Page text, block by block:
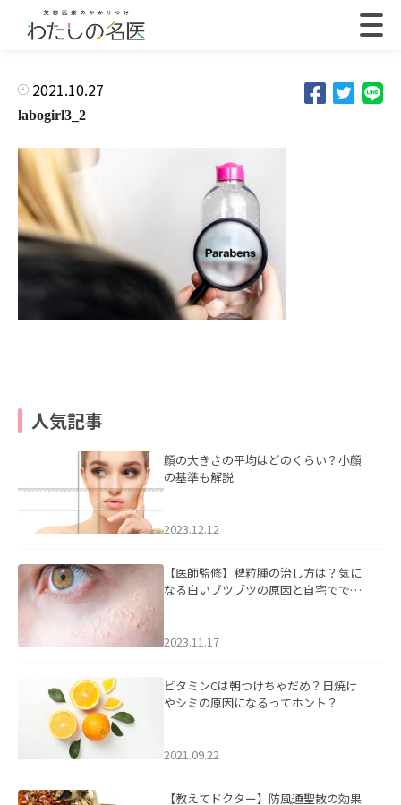
2021.10.27
labogirl3_2
人気記事
顔の大きさの平均はどのくらい？小顔
の基準も解説
2023.12.12
【医師監修】稗粒腫の治し方は？気に
なる白いブツブツの原因と自宅ででき
2023.11.17
ビタミンCは朝つけちゃだめ？日焼け
やシミの原因になるってホント？
2021.09.22
【教えてドクター】防風通聖散の効果